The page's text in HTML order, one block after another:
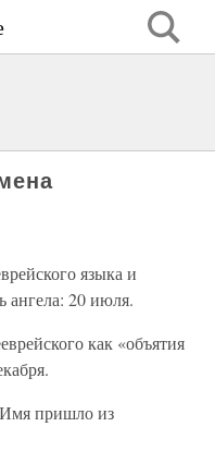
языка и
ангела: 20 июля.
как «объятия
пришло из